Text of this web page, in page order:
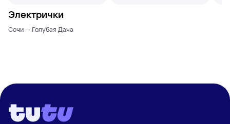
Электрички
Сочи — Голубая Дача